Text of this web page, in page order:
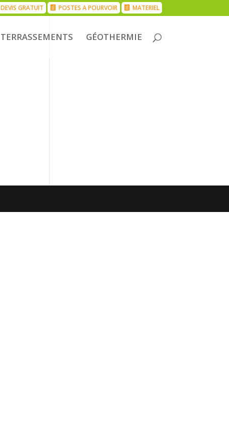
DEVIS GRATUIT POSTES A POURVOIR MATERIEL
TERRASSEMENTS GÉOTHERMIE